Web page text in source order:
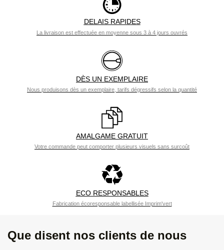
DELAIS RAPIDES
La livraison est effectuée en moyenne sous 3 à 4 jours ouvrés
DÈS UN EXEMPLAIRE
Nous produisons dès un exemplaire, tarifs dégressifs selon la quantité
AMALGAME GRATUIT
Votre commande peut comporter plusieurs visuels sans surcoût
ECO RESPONSABLES
Fabrication écoresponsable labellisée Imprim'vert
Que disent nos clients de nous